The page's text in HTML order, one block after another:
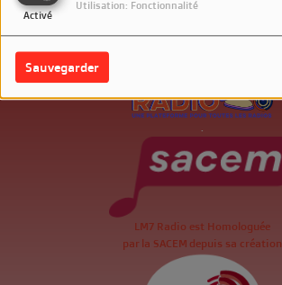
Activé
Utilisation: Fonctionnalité
Sauvegarder
LM7 Radio est Homologuée
par la SACEM depuis sa création